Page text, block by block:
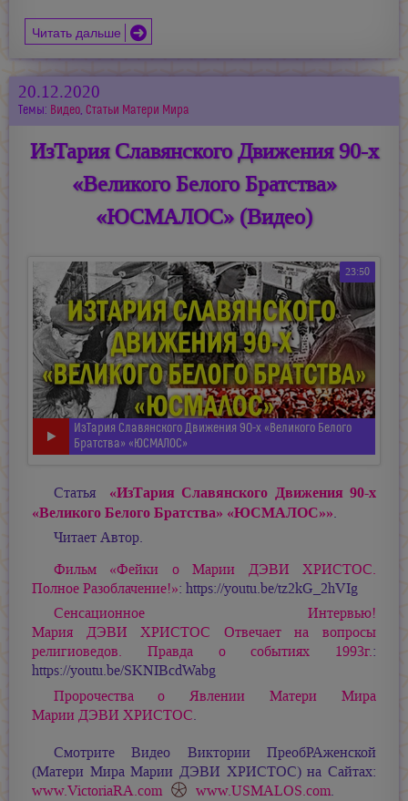
Читать дальше
20.12.2020
Темы: Видео, Статьи Матери Мира
ИзТария Славянского Движения 90-х
«Великого Белого Братства»
«ЮСМАЛОС» (Видео)
23:50
ИзТария Славянского Движения 90-х «Великого Белого
Братства» «ЮСМАЛОС»
Статья «ИзТария Славянского Движения 90-х
«Великого Белого Братства» «ЮСМАЛОС»».
Читает Автор.
Фильм «Фейки оМарии ДЭВИ ХРИСТОС.
Полное Разоблачение!»: https://youtu.be/tz2kG_2hVIg
Сенсационное Интервью!
Мария ДЭВИ ХРИСТОС Отвечает на вопросы
религиоведов. Правда о событиях 1993г.:
https://youtu.be/SKNIBcdWabg
Пророчества о Явлении Матери Мира
Марии ДЭВИ ХРИСТОС.
Смотрите Видео Виктории ПреобРАженской
(Матери МираМарии ДЭВИ ХРИСТОС) на Сайтах:
www.VictoriaRA.com
www.USMALOS.com.